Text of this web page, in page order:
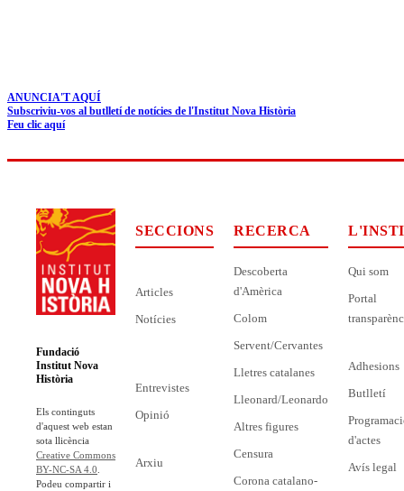
ANUNCIA'T AQUÍ
Subscriviu-vos al butlletí de notícies de l'Institut Nova Història
Feu clic aquí
Fundació
Institut Nova
Història
Els continguts
d'aquest web estan
sota llicència
Creative Commons
BY-NC-SA 4.0
Podeu compartir i
SECCIONS
Articles
Notícies
Entrevistes
Opinió
Arxiu
RECERCA
Descoberta
d'Amèrica
Colom
Servent/Cervantes
Lletres catalanes
Lleonard/Leonardo
Altres figures
Censura
Corona catalano-
Qui som
Portal
Adhesions
Butlletí
d'actes
Avís legal